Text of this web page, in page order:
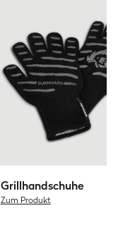
Grillhandschuhe
Zum Produkt